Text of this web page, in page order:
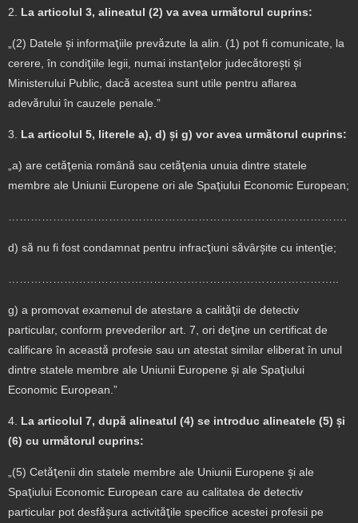
2. La articolul 3, alineatul (2) va avea următorul cuprins:
„(2) Datele şi informaţiile prevăzute la alin. (1) pot fi comunicate, la
cerere, în condiţiile legii, numai instanţelor judecătoreşti şi
Ministerului Public, dacă acestea sunt utile pentru aflarea
adevărului în cauzele penale.”
3. La articolul 5, literele a), d) şi g) vor avea următorul cuprins:
„a) are cetăţenia română sau cetăţenia unuia dintre statele
membre ale Uniunii Europene ori ale Spaţiului Economic European;
d) să nu fi fost condamnat pentru infracţiuni săvârşite cu intenţie;
g) a promovat examenul de atestare a calităţii de detectiv
particular, conform prevederilor art. 7, ori deţine un certificat de
calificare în această profesie sau un atestat similar eliberat în unul
dintre statele membre ale Uniunii Europene şi ale Spaţiului
Economic European.”
4. La articolul 7, după alineatul (4) se introduc alineatele (5) şi
(6) cu următorul cuprins:
„(5) Cetăţenii din statele membre ale Uniunii Europene şi ale
Spaţiului Economic European care au calitatea de detectiv
particular pot desfăşura activităţile specifice acestei profesii pe